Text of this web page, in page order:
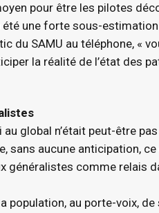
pour être les pilotes
une forte sous-
du SAMU au téléphone, «
la réalité de l’état des
global n’était peut-être
aucune anticipation, ce
généralistes comme relais
population, au porte-voix,